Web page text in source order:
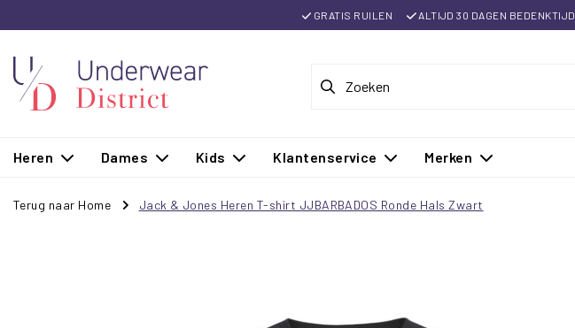
GRATIS RUILEN ALTIJD 30 DAGEN BEDENKTIJD
Heren Dames Kids Klantenservice Merken
Terug naar Home Jack & Jones Heren T-shirt JJBARBADOS Ronde Hals Zwart